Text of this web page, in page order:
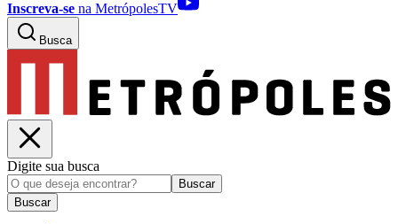
Inscreva-se na MetrópolesTV
Busca
Digite sua busca
Buscar
Buscar